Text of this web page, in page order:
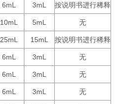
6mL 3mL 按说明书进行稀释
10mL 5mL 无
25mL 15mL 按说明书进行稀释
6mL 3mL 无
6mL 3mL 无
6mL 3mL 无